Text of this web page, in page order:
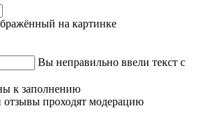
на картинке
Вы неправильно ввели текст с
к заполнению
отзывы проходят модерацию